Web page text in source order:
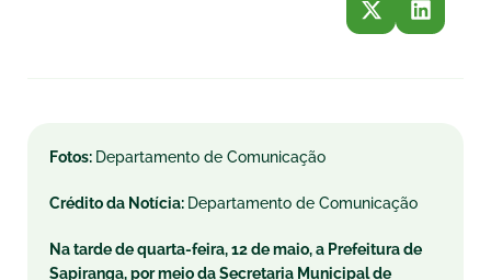
Fotos: Departamento de Comunicação
Crédito da Notícia: Departamento de Comunicação
Na tarde de quarta-feira, 12 de maio, a Prefeitura de
Sapiranga, por meio da Secretaria Municipal de